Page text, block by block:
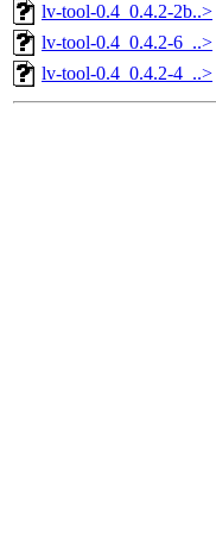
lv-tool-0.4_0.4.2-2b..>
lv-tool-0.4_0.4.2-6_..>
lv-tool-0.4_0.4.2-4_..>